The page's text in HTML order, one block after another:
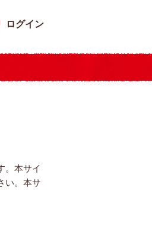
ログイン
。本サイ
い。本サ